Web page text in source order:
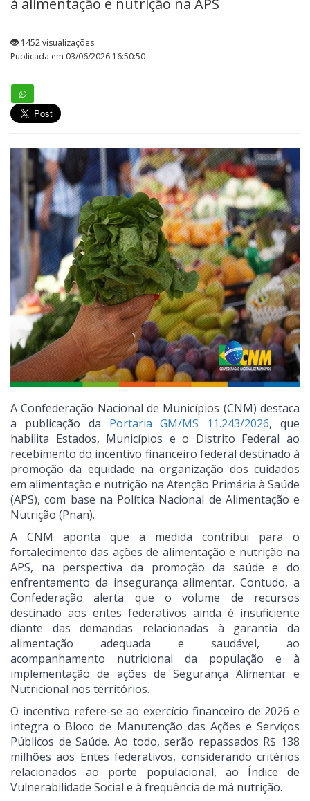
à alimentação e nutrição na APS
1452 visualizações
Publicada em 03/06/2026 16:50:50
A Confederação Nacional de Municípios (CNM) destaca
a publicação da Portaria GM/MS 11.243/2026, que
habilita Estados, Municípios e o Distrito Federal ao
recebimento do incentivo financeiro federal destinado à
promoção da equidade na organização dos cuidados
em alimentação e nutrição na Atenção Primária à Saúde
(APS), com base na Política Nacional de Alimentação e
Nutrição (Pnan).
A CNM aponta que a medida contribui para o
fortalecimento das ações de alimentação e nutrição na
APS, na perspectiva da promoção da saúde e do
enfrentamento da insegurança alimentar. Contudo, a
Confederação alerta que o volume de recursos
destinado aos entes federativos ainda é insuficiente
diante das demandas relacionadas à garantia da
alimentação adequada e saudável, ao
acompanhamento nutricional da população e à
implementação de ações de Segurança Alimentar e
Nutricional nos territórios.
O incentivo refere-se ao exercício financeiro de 2026 e
integra o Bloco de Manutenção das Ações e Serviços
Públicos de Saúde. Ao todo, serão repassados R$ 138
milhões aos Entes federativos, considerando critérios
relacionados ao porte populacional, ao Índice de
Vulnerabilidade Social e à frequência de má nutrição.